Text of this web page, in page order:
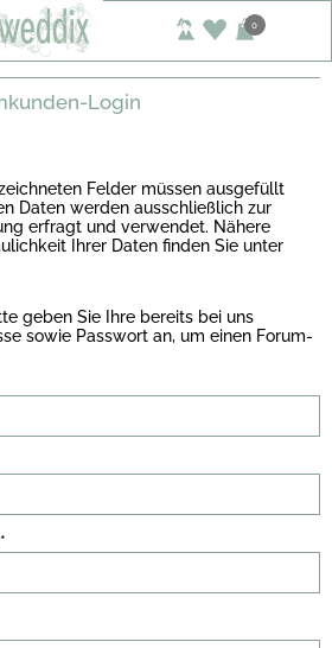
0
Login
Felder müssen ausgefüllt
Daten werden ausschließlich zur
erfragt und verwendet. Nähere
Ihrer Daten finden Sie unter
geben Sie Ihre bereits bei uns
sowie Passwort an, um einen Forum-